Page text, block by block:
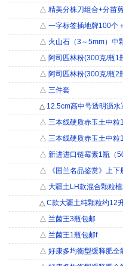
△ 精美分株刀组合+分苗
△ 一字标签插地牌100个
△ 火山石（3～5mm）中
△ 阿司匹林粉(300克/瓶1
△ 阿司匹林粉(300克/瓶2
△ 三件套
△ 12.5cm高中号透明沥
△ 三本线硬质赤玉土中
△ 三本线硬质赤玉土中
△ 新进进口链霉素1瓶（
△ 《国兰名品鉴赏》上
△ 大疆土LH款混合颗粒
△ C款大疆土纯颗粒约12
△ 兰菌王3瓶包邮
△ 兰菌王1瓶包邮f
△ 好康多均衡型缓释肥